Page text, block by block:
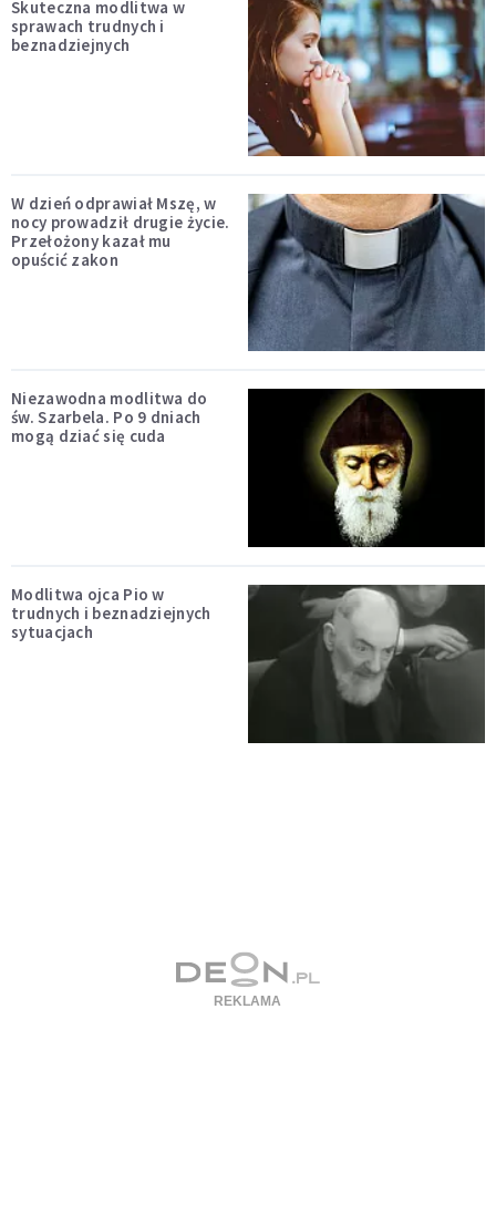
Skuteczna modlitwa w
sprawach trudnych i
beznadziejnych
W dzień odprawiał Mszę, w
nocy prowadził drugie życie.
Przełożony kazał mu
opuścić zakon
Niezawodna modlitwa do
św. Szarbela. Po 9 dniach
mogą dziać się cuda
Modlitwa ojca Pio w
trudnych i beznadziejnych
sytuacjach